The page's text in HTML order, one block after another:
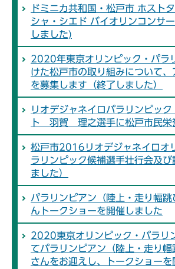
ドミニカ共和国・松戸市 ホスト
シャ・シエド バイオリンコンサ
しました)
2020年東京オリンピック・パラ
けた松戸市の取り組みについて
を募集します（終了しました）
リオデジャネイロパラリンピッ
ト 羽賀 理之選手に松戸市民栄
松戸市2016リオデジャネイロオ
ラリンピック候補選手壮行会及び
ました）
パラリンピアン（陸上・走り幅跳
んトークショーを開催しました
2020東京オリンピック・パラリ
てパラリンピアン（陸上・走り
さんをお迎えし、トークショー